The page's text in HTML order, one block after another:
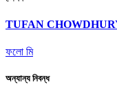
TUFAN
ফলো মি
অন্যান্য নিবন্ধ